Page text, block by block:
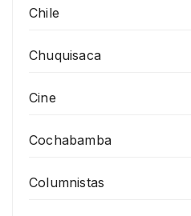
Chile
Chuquisaca
Cine
Cochabamba
Columnistas